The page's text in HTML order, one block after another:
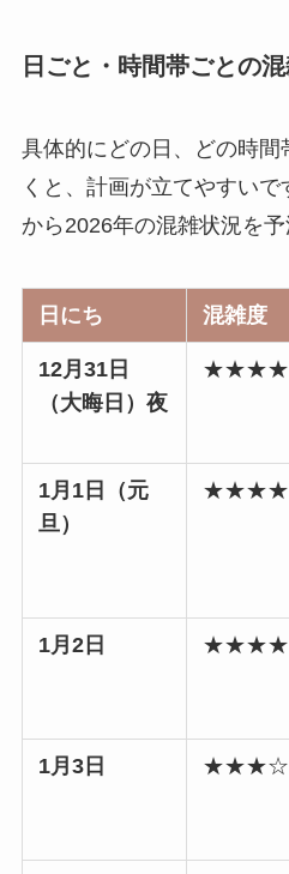
日ごと・時間帯ごとの
具体的にどの日、どの時間
くと、計画が立てやすい
から2026年の混雑状況を
日にち 混雑度
12月31日
（大晦日）夜
1月1日（元
旦）
1月2日
1月3日